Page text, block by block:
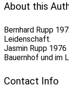
About this
Bernhard Rupp
Leidenschaft.
Jasmin Rupp
Bauernhof und im
Contact Info